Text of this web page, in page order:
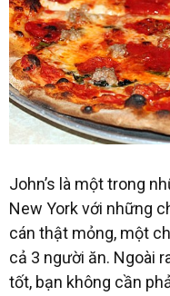
John’s là một trong
New York với những
cán thật mỏng, một
cả 3 người ăn. Ngoài
tốt, bạn không cần